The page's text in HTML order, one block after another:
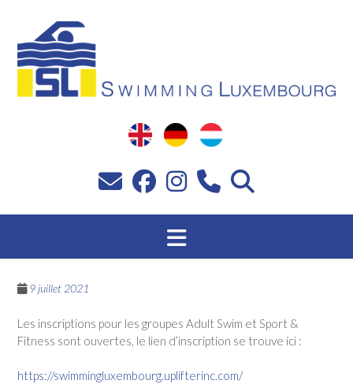
contenu
9 juillet 2021
Les inscriptions pour les groupes Adult Swim et Sport &
Fitness sont ouvertes, le lien d’inscription se trouve ici :
https://swimmingluxembourg.uplifterinc.com/